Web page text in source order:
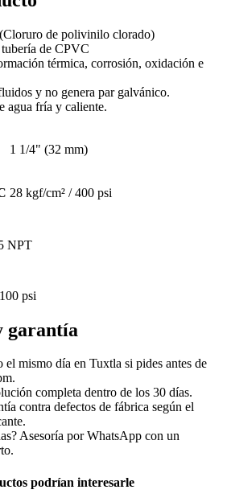
de polivinilo clorado)
de CPVC
térmica, corrosión, oxidación e
y no genera par galvánico.
agua fría y caliente.
1 1/4" (32 mm)
28 kgf/cm² / 400 psi
NPT
psi
garantía
el mismo día en Tuxtla si pides antes de
completa dentro de los 30 días.
contra defectos de fábrica según el
Asesoría por WhatsApp con un
podrían interesarle